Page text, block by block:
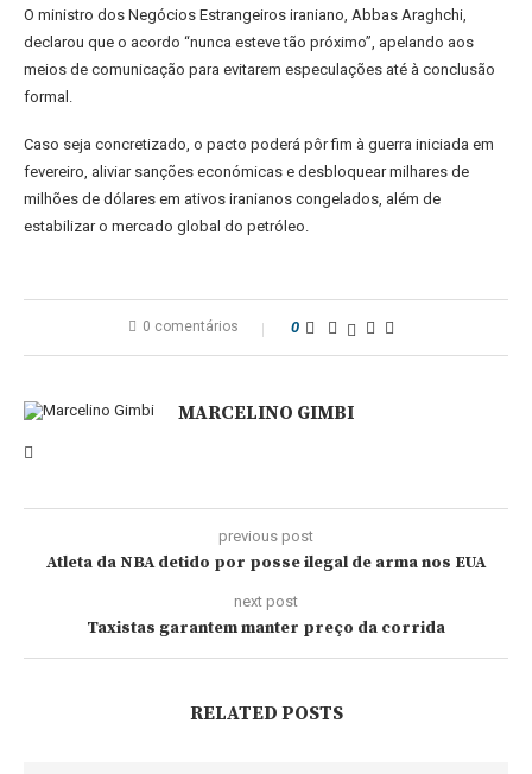
O ministro dos Negócios Estrangeiros iraniano, Abbas Araghchi,
declarou que o acordo “nunca esteve tão próximo”, apelando aos
meios de comunicação para evitarem especulações até à conclusão
formal.
Caso seja concretizado, o pacto poderá pôr fim à guerra iniciada em
fevereiro, aliviar sanções económicas e desbloquear milhares de
milhões de dólares em ativos iranianos congelados, além de
estabilizar o mercado global do petróleo.
0 comentários 0
MARCELINO GIMBI
previous post
Atleta da NBA detido por posse ilegal de arma nos EUA
next post
Taxistas garantem manter preço da corrida
RELATED POSTS